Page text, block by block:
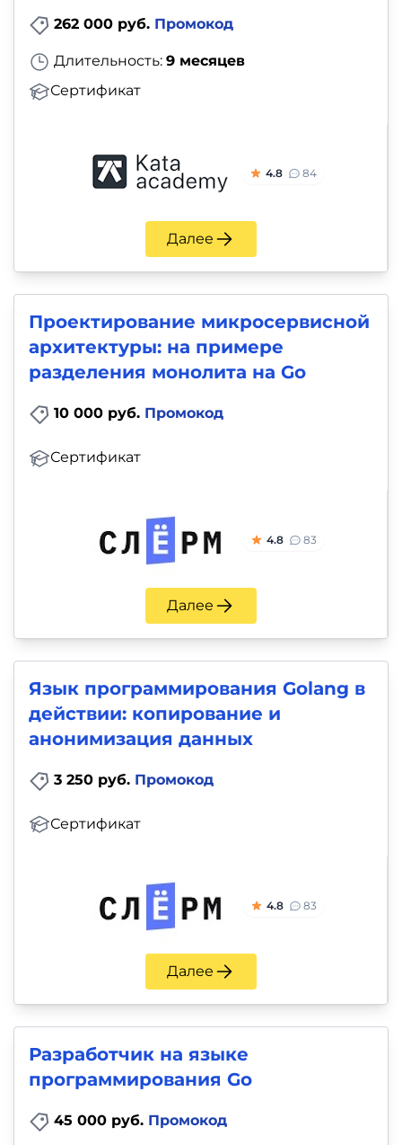
262 000 руб. Промокод
Длительность: 9 месяцев
Сертификат
4.8 84
Далее
Проектирование микросервисной
архитектуры: на примере
разделения монолита на Go
10 000 руб. Промокод
Сертификат
4.8 83
Далее
Язык программирования Golang в
действии: копирование и
анонимизация данных
3 250 руб. Промокод
Сертификат
4.8 83
Далее
Разработчик на языке
программирования Go
45 000 руб. Промокод